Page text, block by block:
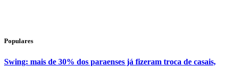
Populares
Swing: mais de 30% dos paraenses já fizeram troca de casais,